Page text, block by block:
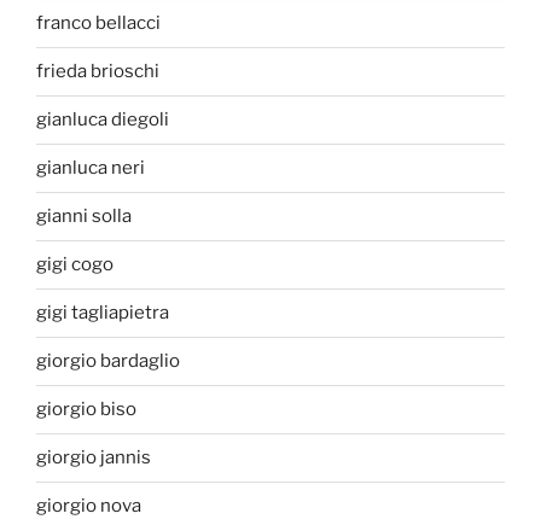
franco bellacci
frieda brioschi
gianluca diegoli
gianluca neri
gianni solla
gigi cogo
gigi tagliapietra
giorgio bardaglio
giorgio biso
giorgio jannis
giorgio nova